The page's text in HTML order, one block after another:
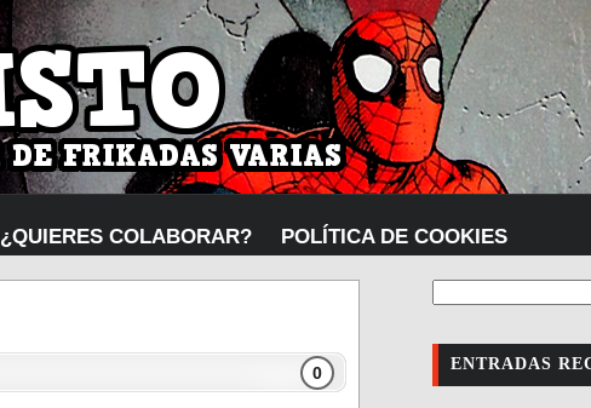
¿QUIERES COLABORAR? POLÍTICA DE COOKIES
0 ENTRADAS